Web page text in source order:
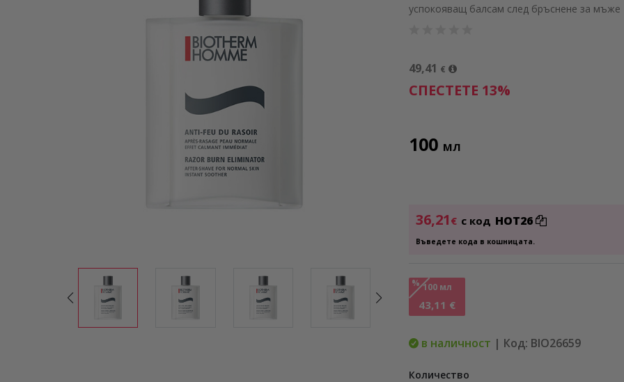
успокояващ балсам след бръснене за мъже
49,41 €
СПЕСТЕТЕ 13%
100 МЛ
36,21 € с код HOT26
Въведете кода в кошницата.
% 100 мл
43,11 €
в наличност | Код: BIO26659
Количество